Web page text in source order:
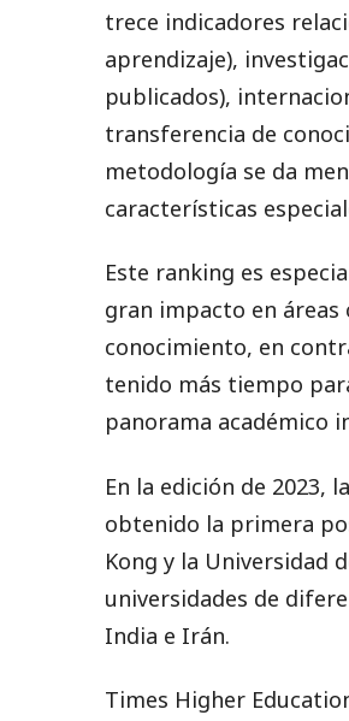
trece indicadores
aprendizaje),
publicados),
transferencia de
metodología se da
características
Este ranking es
gran impacto en áreas
conocimiento, en
tenido más tiempo
panorama académico
En la edición de 2023,
obtenido la primera
Kong y la Universidad
universidades de
India e Irán.
Times Higher